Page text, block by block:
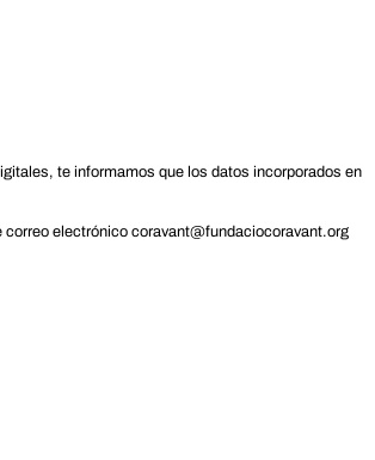
te informamos que los datos incorporados en
electrónico coravant@fundaciocoravant.org